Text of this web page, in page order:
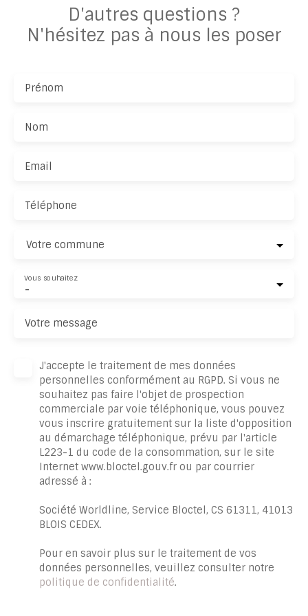
Notre objectif :vendre rapidement , au juste prix
mauvaise surprise.
D'autres questions ?
N'hésitez pas à nous les poser
Prénom
Nom
Email
Téléphone
Votre commune
-
Vous souhaitez
Votre message
J'accepte le traitement de mes données
personnelles conformément au RGPD. Si vous ne
souhaitez pas faire l'objet de prospection
commerciale par voie téléphonique, vous pouvez
vous inscrire gratuitement sur la liste d'opposition
au démarchage téléphonique, prévu par l'article
L223-1 du code de la consommation, sur le site
Internet www.bloctel.gouv.fr ou par courrier
adressé à :
Société Worldline, Service Bloctel, CS 61311, 41013
BLOIS CEDEX.
Pour en savoir plus sur le traitement de vos
données personnelles, veuillez consulter notre
politique de confidentialité.